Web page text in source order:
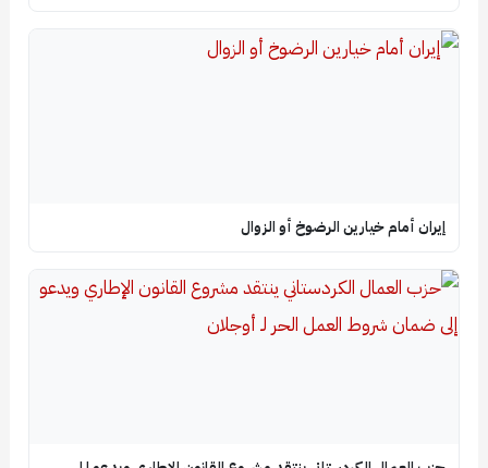
إيران أمام خيارين الرضوخ أو الزوال